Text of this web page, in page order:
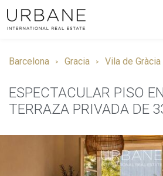
Barcelona Gracia Vila de Gràcia
ESPECTACULAR PISO
TERRAZA PRIVADA DE